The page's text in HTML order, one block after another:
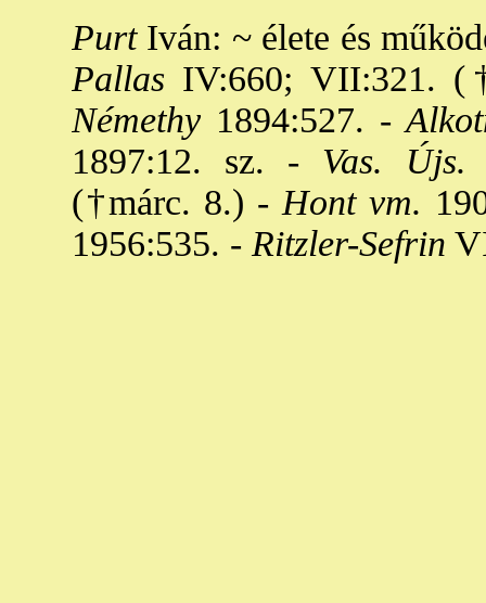
PurtIván: ~ élete és
Pallas IV:660; VII:321.
Némethy 1894:527. -
1897:12. sz. - Vas. Újs.
(†márc. 8.) - Hont vm.
1956:535. - Ritzler-Sefrin